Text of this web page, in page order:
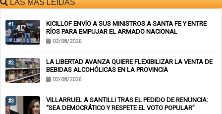
LAS MÁS LEÍDAS
#1
KICILLOF ENVÍO A SUS MINISTROS A SANTA FE Y ENTRE
RÍOS PARA EMPUJAR EL ARMADO NACIONAL
02/08/2026
#2
LA LIBERTAD AVANZA QUIERE FLEXIBILIZAR LA VENTA DE
BEBIDAS ALCOHÓLICAS EN LA PROVINCIA
02/08/2026
#3
VILLARRUEL A SANTILLI TRAS EL PEDIDO DE RENUNCIA:
“SEA DEMOCRÁTICO Y RESPETE EL VOTO POPULAR”